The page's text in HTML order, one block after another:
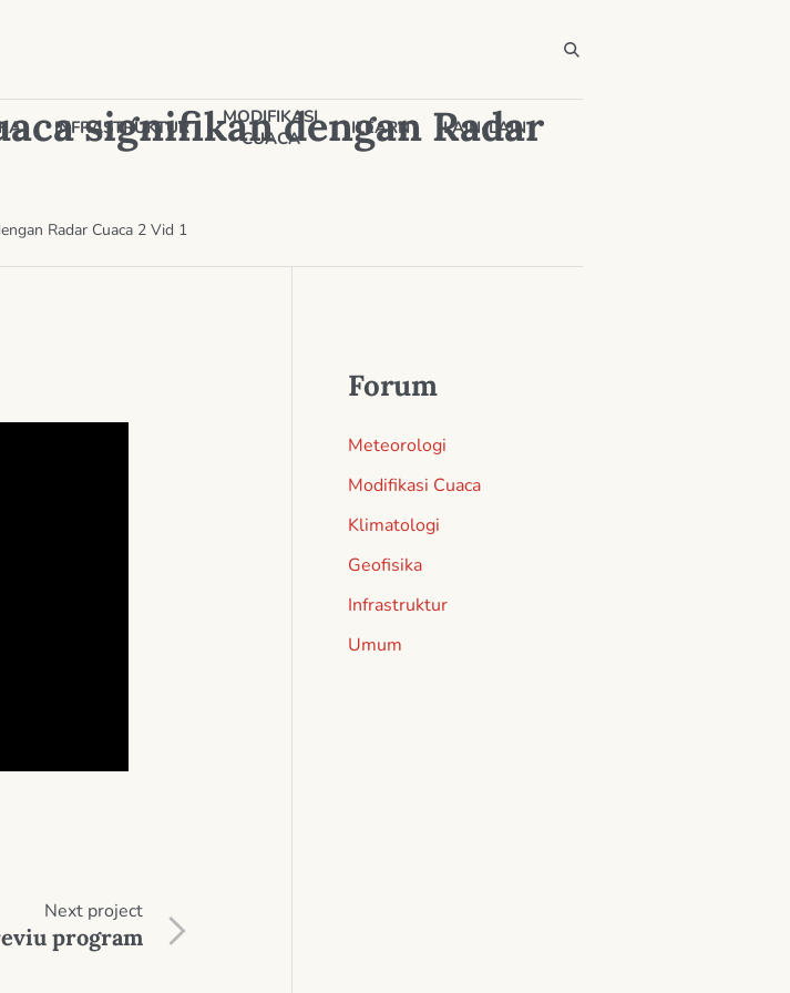
INFRASTRUKTUR
MODIFIKASI
CUACA
ILEARN LAIN-LAIN
signifikan dengan Radar
Radar Cuaca 2 Vid 1
Next project
program
Forum
Meteorologi
Modifikasi Cuaca
Klimatologi
Geofisika
Infrastruktur
Umum